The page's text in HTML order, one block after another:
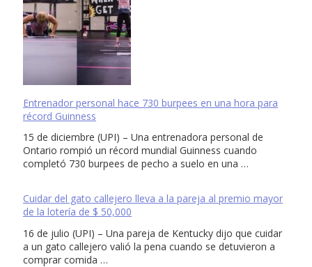
Entrenador personal hace 730 burpees en una hora para
récord Guinness
15 de diciembre (UPI) – Una entrenadora personal de
Ontario rompió un récord mundial Guinness cuando
completó 730 burpees de pecho a suelo en una …
Cuidar del gato callejero lleva a la pareja al premio mayor
de la lotería de $ 50,000
16 de julio (UPI) – Una pareja de Kentucky dijo que cuidar
a un gato callejero valió la pena cuando se detuvieron a
comprar comida …